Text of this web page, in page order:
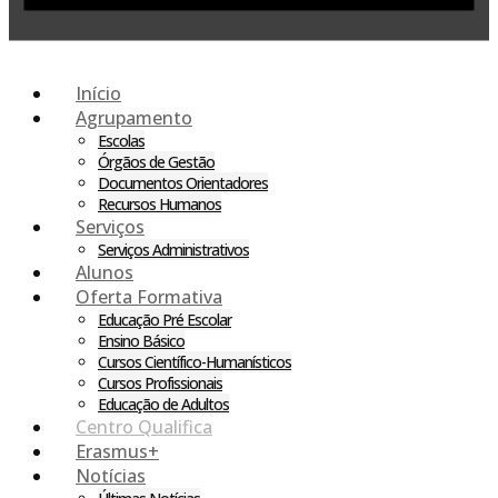
Início
Agrupamento
Escolas
Órgãos de Gestão
Documentos Orientadores
Recursos Humanos
Serviços
Serviços Administrativos
Alunos
Oferta Formativa
Educação Pré Escolar
Ensino Básico
Cursos Científico-Humanísticos
Cursos Profissionais
Educação de Adultos
Centro Qualifica
Erasmus+
Notícias